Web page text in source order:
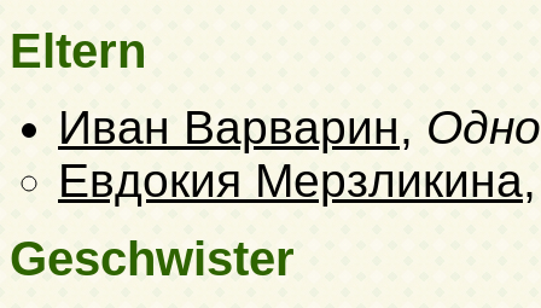
Eltern
Иван Варварин,
Евдокия Мерзликина
Geschwister